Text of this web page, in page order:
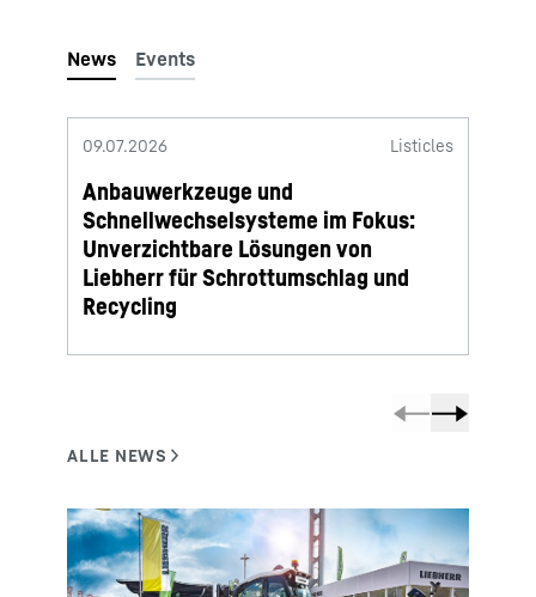
09.07.2026 Listicles
Anbauwerkzeuge und
Schnellwechselsysteme im Fokus:
Unverzichtbare Lösungen von
Liebherr für Schrottumschlag und
Recycling